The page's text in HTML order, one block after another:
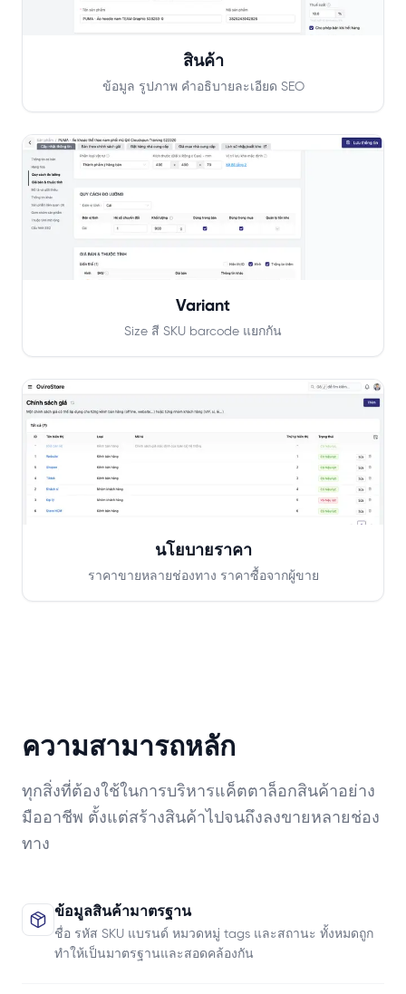
สินค้า
ข้อมูล รูปภาพ คำอธิบายละเอียด SEO
Variant
Size สี SKU barcode แยกกัน
นโยบายราคา
ราคาขายหลายช่องทาง ราคาซื้อจากผู้ขาย
ความสามารถหลัก
ทุกสิ่งที่ต้องใช้ในการบริหารแค็ตตาล็อกสินค้าอย่าง
มืออาชีพ ตั้งแต่สร้างสินค้าไปจนถึงลงขายหลายช่อง
ทาง
ข้อมูลสินค้ามาตรฐาน
ชื่อ รหัส SKU แบรนด์ หมวดหมู่ tags และสถานะ ทั้งหมดถูก
ทำให้เป็นมาตรฐานและสอดคล้องกัน